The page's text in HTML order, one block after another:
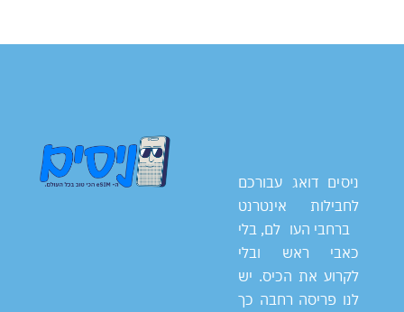
ניסים דואג עבורכם
לחבילות אינטרנט
ברחבי העולם, בלי
כאבי ראש ובלי
לקרוע את הכיס. יש
לנו פריסה רחבה כך